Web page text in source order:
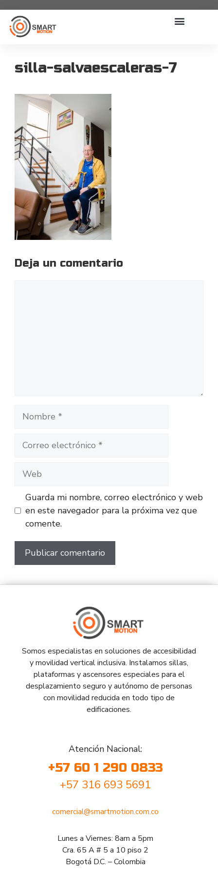
silla-salvaescaleras-7
Deja un comentario
Guarda mi nombre, correo electrónico y web
en este navegador para la próxima vez que
comente.
Somos especialistas en soluciones de accesibilidad
y movilidad vertical inclusiva. Instalamos sillas,
plataformas y ascensores especiales para el
desplazamiento seguro y autónomo de personas
con movilidad reducida en todo tipo de
edificaciones.
Atención Nacional:
+57 60 1 290 0833
+57 316 693 5691
comercial@smartmotion.com.co
Lunes a Viernes: 8am a 5pm
Cra. 65 A # 5 a 10 piso 2
Bogotá D.C. – Colombia